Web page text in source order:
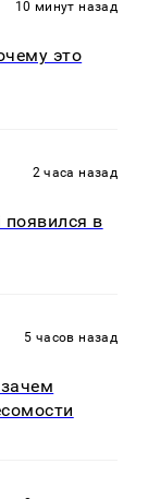
10 минут назад
это
2 часа назад
в
5 часов назад